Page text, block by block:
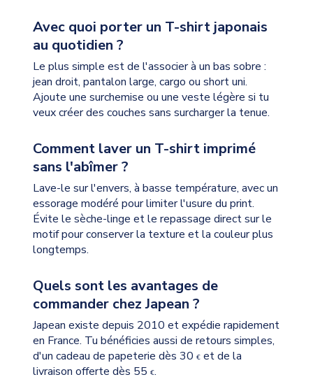
Avec quoi porter un T-shirt japonais
au quotidien ?
Le plus simple est de l'associer à un bas sobre :
jean droit, pantalon large, cargo ou short uni.
Ajoute une surchemise ou une veste légère si tu
veux créer des couches sans surcharger la tenue.
Comment laver un T-shirt imprimé
sans l'abîmer ?
Lave-le sur l'envers, à basse température, avec un
essorage modéré pour limiter l'usure du print.
Évite le sèche-linge et le repassage direct sur le
motif pour conserver la texture et la couleur plus
longtemps.
Quels sont les avantages de
commander chez Japean ?
Japean existe depuis 2010 et expédie rapidement
en France. Tu bénéficies aussi de retours simples,
d'un cadeau de papeterie dès 30 €et de la
livraison offerte dès 55 €.